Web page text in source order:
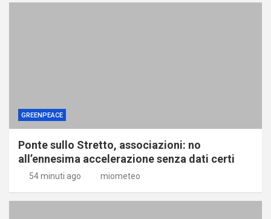
GREENPEACE
Ponte sullo Stretto, associazioni: no
all’ennesima accelerazione senza dati certi
54 minuti ago miometeo